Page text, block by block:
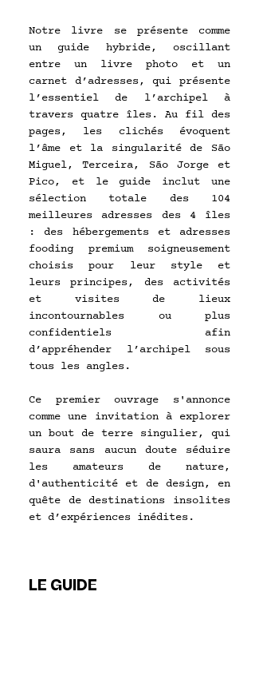
Notre livre se présente comme
un guide hybride, oscillant
entre un livre photo et un
carnet d’adresses, qui présente
l’essentiel de l’archipel à
travers quatre îles. Au fil des
pages, les clichés évoquent
l’âme et la singularité de São
Miguel, Terceira, São Jorge et
Pico, et le guide inclut une
sélection totale des 104
meilleures adresses des 4 îles
: des hébergements et adresses
fooding premium soigneusement
choisis pour leur style et
leurs principes, des activités
et visites de lieux
incontournables ou plus
confidentiels afin
d’appréhender l’archipel sous
tous les angles.
Ce premier ouvrage s'annonce
comme une invitation à explorer
un bout de terre singulier, qui
saura sans aucun doute séduire
les amateurs de nature,
d'authenticité et de design, en
et d’expériences inédites .
LE GUIDE